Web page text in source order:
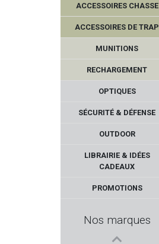
ACCESSOIRES CHASSE
ACCESSOIRES DE TRAP
MUNITIONS
RECHARGEMENT
OPTIQUES
SÉCURITÉ & DÉFENSE
OUTDOOR
LIBRAIRIE & IDÉES
CADEAUX
PROMOTIONS
Nos marques